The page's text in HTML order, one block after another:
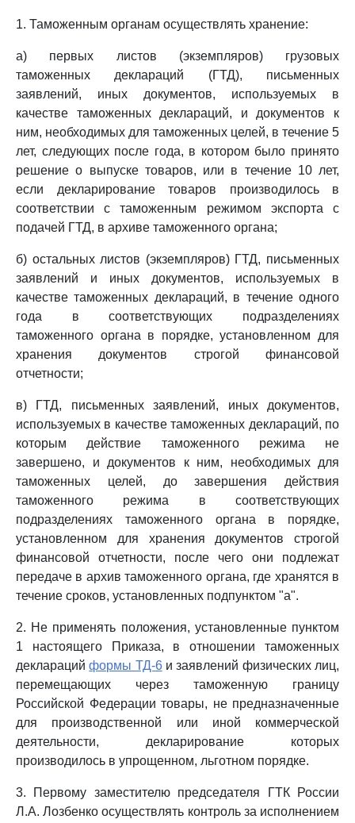
1. Таможенным органам осуществлять хранение:
а) первых листов (экземпляров) грузовых
таможенных деклараций (ГТД), письменных
заявлений, иных документов, используемых в
качестве таможенных деклараций, и документов к
ним, необходимых для таможенных целей, в течение 5
лет, следующих после года, в котором было принято
решение о выпуске товаров, или в течение 10 лет,
если декларирование товаров производилось в
соответствии с таможенным режимом экспорта с
подачей ГТД, в архиве таможенного органа;
б) остальных листов (экземпляров) ГТД, письменных
заявлений и иных документов, используемых в
качестве таможенных деклараций, в течение одного
года в соответствующих подразделениях
таможенного органа в порядке, установленном для
хранения документов строгой финансовой
отчетности;
в) ГТД, письменных заявлений, иных документов,
используемых в качестве таможенных деклараций, по
которым действие таможенного режима не
завершено, и документов к ним, необходимых для
таможенных целей, до завершения действия
таможенного режима в соответствующих
подразделениях таможенного органа в порядке,
установленном для хранения документов строгой
финансовой отчетности, после чего они подлежат
передаче в архив таможенного органа, где хранятся в
течение сроков, установленных подпунктом "а".
2. Не применять положения, установленные пунктом
1 настоящего Приказа, в отношении таможенных
декларацийформы ТД-6и заявлений физических лиц,
перемещающих через таможенную границу
Российской Федерации товары, не предназначенные
для производственной или иной коммерческой
деятельности, декларирование которых
производилось в упрощенном, льготном порядке.
3. Первому заместителю председателя ГТК России
Л.А. Лозбенко осуществлять контроль за исполнением